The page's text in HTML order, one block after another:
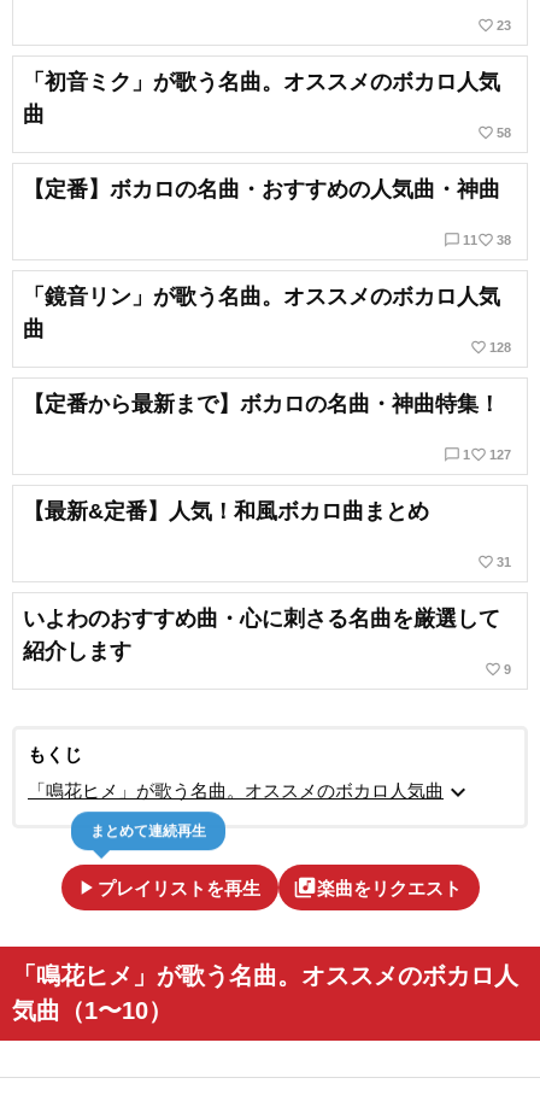
favorite_border 23
「初音ミク」が歌う名曲。オススメのボカロ人気
曲
favorite_border 58
【定番】ボカロの名曲・おすすめの人気曲・神曲
chat_bubble_outline 11 favorite_border 38
「鏡音リン」が歌う名曲。オススメのボカロ人気
曲
favorite_border 128
【定番から最新まで】ボカロの名曲・神曲特集！
chat_bubble_outline 1 favorite_border 127
【最新&定番】人気！和風ボカロ曲まとめ
favorite_border 31
いよわのおすすめ曲・心に刺さる名曲を厳選して
紹介します
favorite_border 9
もくじ
「鳴花ヒメ」が歌う名曲。オススメのボカロ人気曲 expand_more
play_arrow プレイリストを再生
まとめて連続再生
library_music楽曲をリクエスト
「鳴花ヒメ」が歌う名曲。オススメのボカロ人
気曲（1〜10）